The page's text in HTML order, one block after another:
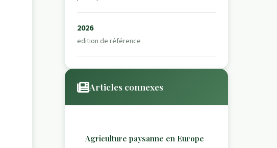
2026
edition de référence
Articles connexes
Agriculture paysanne en Europe